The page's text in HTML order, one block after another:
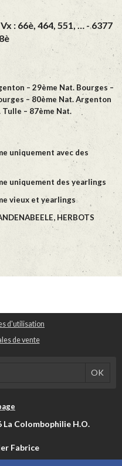
: 66è, 464, 551, … - 6377
– 29ème Nat. Bourges –
– 80ème Nat. Argenton
– 87ème Nat.
uniquement avec des
uniquement des yearlings
vieux et yearlings
HERBOTS
d'utilisation
de vente
Colombophilie H.O.
Fabrice